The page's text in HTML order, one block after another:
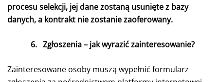
procesu selekcji, jej dane zostaną usunięte z bazy
danych, a kontrakt nie zostanie zaoferowany.
6. Zgłoszenia – jak wyrazić zainteresowanie?
Zainteresowane osoby muszą wypełnić formularz